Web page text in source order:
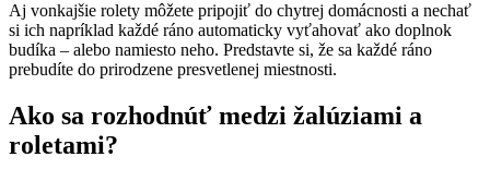
Aj vonkajšie rolety môžete pripojiť do chytrej domácnosti a nechať
si ich napríklad každé ráno automaticky vyťahovať ako doplnok
budíka – alebo namiesto neho. Predstavte si, že sa každé ráno
prebudíte do prirodzene presvetlenej miestnosti.
Ako sa rozhodnúť medzi žalúziami a
roletami?